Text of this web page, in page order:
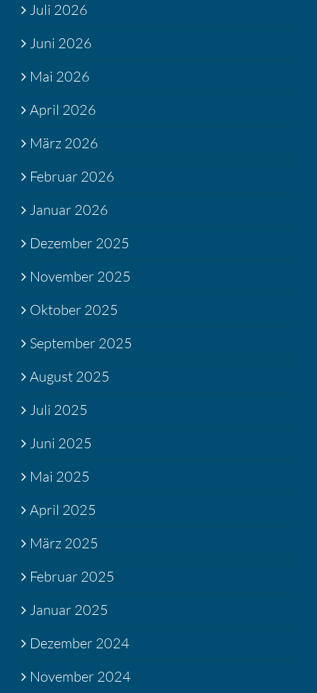
Juli 2026
Juni 2026
Mai 2026
April 2026
März 2026
Februar 2026
Januar 2026
Dezember 2025
November 2025
Oktober 2025
September 2025
August 2025
Juli 2025
Juni 2025
Mai 2025
April 2025
März 2025
Februar 2025
Januar 2025
Dezember 2024
November 2024